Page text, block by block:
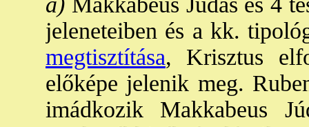
jeleneteiben és a kk.
megtisztítása, Krisztus
előképe jelenik meg.
imádkozik Makkabeus